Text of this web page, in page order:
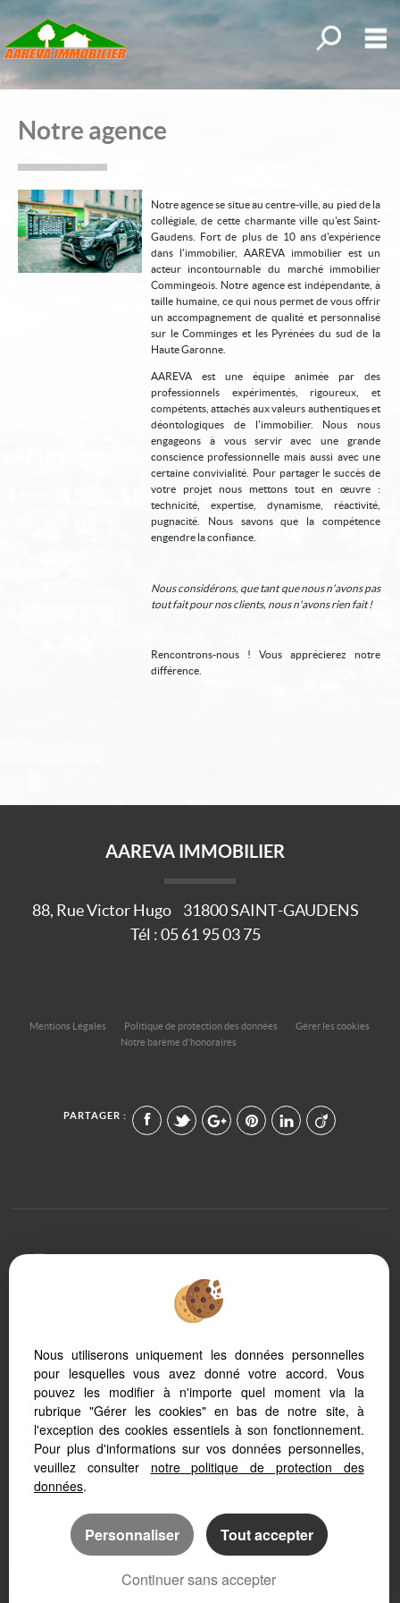
Toutes nos
Louer
Nouveautés
une estimation
Biens vendus
Notre agence
Notre agence se situe au centre-ville, au pied de la
collégiale, de cette charmante ville qu'est Saint-
Gaudens. Fort de plus de 10 ans d'expérience
dans l'immobilier, AAREVA immobilier est un
acteur incontournable du marché immobilier
Commingeois. Notre agence est indépendante, à
taille humaine, ce qui nous permet de vous offrir
un accompagnement de qualité et personnalisé
sur le Comminges et les Pyrénées du sud de la
Haute Garonne.
AAREVA est une équipe animée par des
professionnels expérimentés, rigoureux, et
compétents, attachés aux valeurs authentiques et
déontologiques de l'immobilier. Nous nous
engageons à vous servir avec une grande
conscience professionnelle mais aussi avec une
certaine convivialité. Pour partager le succès de
votre projet nous mettons tout en œuvre :
technicité, expertise, dynamisme, réactivité,
pugnacité. Nous savons que la compétence
engendre la confiance.
Nous considérons, que tant que nous n'avons pas
tout fait pour nos clients, nous n'avons rien fait !
Rencontrons-nous ! Vous apprécierez notre
différence.
AAREVA IMMOBILIER
88, Rue Victor Hugo 31800SAINT-GAUDENS
Tél :05 61 95 03 75
Mentions Légales Politique de protection des données
Gérer les cookies
Notre barème d'honoraires
PARTAGER :
votre tablette ou votre smartphone, notre site s'adapte
automatiquement aux différents types d'écrans
Logiciel immobilier Adapt Immo
Création site immobilier
Référencement immobilier
Nous utiliserons uniquement les données personnelles
pour lesquelles vous avez donné votre accord. Vous
pouvez les modifier à n'importe quel moment via la
rubrique "Gérer les cookies" en bas de notre site, à
l'exception des cookies essentiels à son fonctionnement.
Pour plus d'informations sur vos données personnelles,
veuillez consulter notre politique de protection des
données.
Personnaliser Tout accepter
Continuer sans accepter